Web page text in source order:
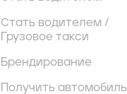
Стать водителем /
Грузовое такси
Брендирование
Получить автомобиль